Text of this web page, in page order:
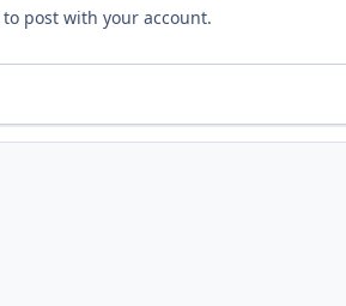
to post with your account.